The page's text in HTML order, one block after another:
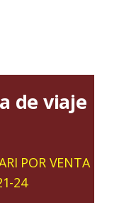
de viaje
POR VENTA
24